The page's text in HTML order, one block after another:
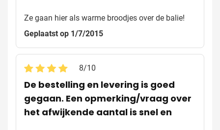
Ze gaan hier als warme broodjes over de balie!
Geplaatst op 1/7/2015
8/10
De bestelling en levering is goed
gegaan. Een opmerking/vraag over
het afwijkende aantal is snel en